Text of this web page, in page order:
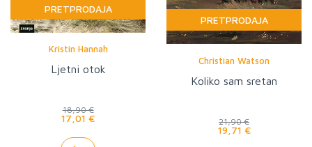
PRETPRODAJA
Kristin Hannah
Ljetni otok
18,90 €
17,01 €
PRETPRODAJA
Christian Watson
Koliko sam sretan
21,90 €
19,71 €